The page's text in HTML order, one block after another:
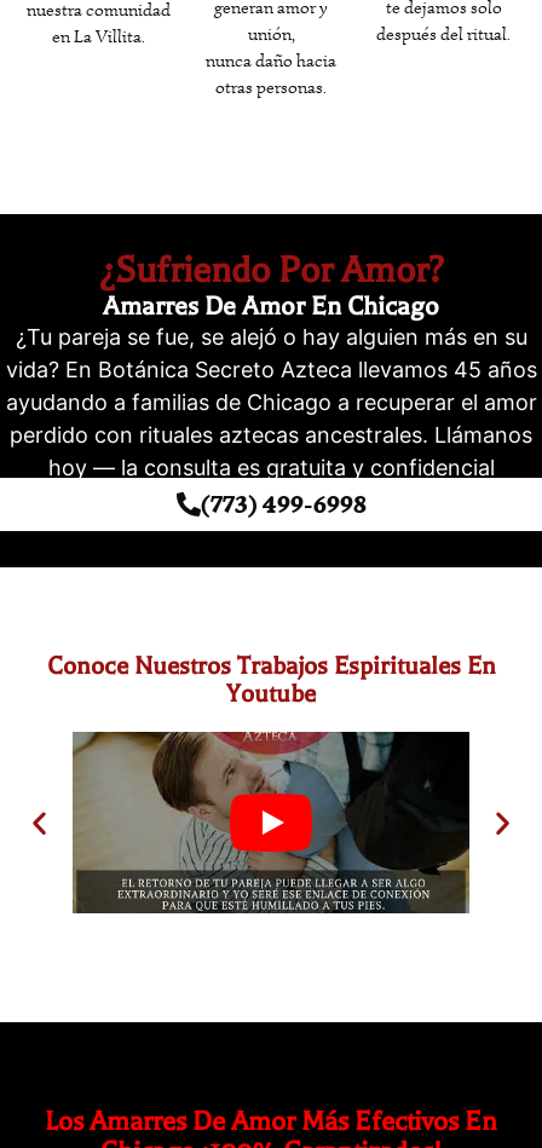
¿Cuál es el amarre más poderoso que
nuestra comunidad
en La Villita.
generan amor y
unión,
nunca daño hacia
otras personas.
te dejamos solo
después del ritual.
¿Sufriendo Por Amor?
Amarres De Amor En Chicago
¿Tu pareja se fue, se alejó o hay alguien más en su
vida? En Botánica Secreto Azteca llevamos 45 años
ayudando a familias de Chicago a recuperar el amor
perdido con rituales aztecas ancestrales. Llámanos
hoy — la consulta es gratuita y confidencial
(773) 499-6998
Conoce Nuestros Trabajos Espirituales En
Youtube
Los Amarres De Amor Más Efectivos En